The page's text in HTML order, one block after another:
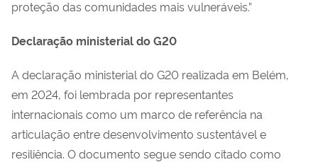
proteção das comunidades mais vulneráveis.”
Declaração ministerial do G20
A declaração ministerial do G20 realizada em Belém,
em 2024, foi lembrada por representantes
internacionais como um marco de referência na
articulação entre desenvolvimento sustentável e
resiliência. O documento segue sendo citado como